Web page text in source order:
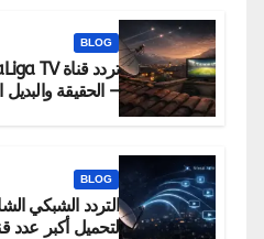
BLOG
– الحقيقة
BLOG
لتحميل أكبر عدد